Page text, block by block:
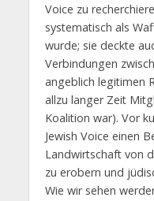
Voice zu
systematisch als
wurde; sie deckte
Verbindungen
angeblich legitimen
allzu langer Zeit
Koalition war). Vor
Jewish Voice einen
Landwirtschaft von
zu erobern und
Wie wir sehen